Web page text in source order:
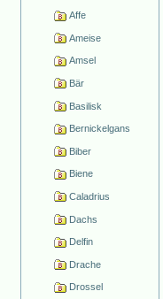
Affe
Ameise
Amsel
Bär
Basilisk
Bernickelgans
Biber
Biene
Caladrius
Dachs
Delfin
Drache
Drossel